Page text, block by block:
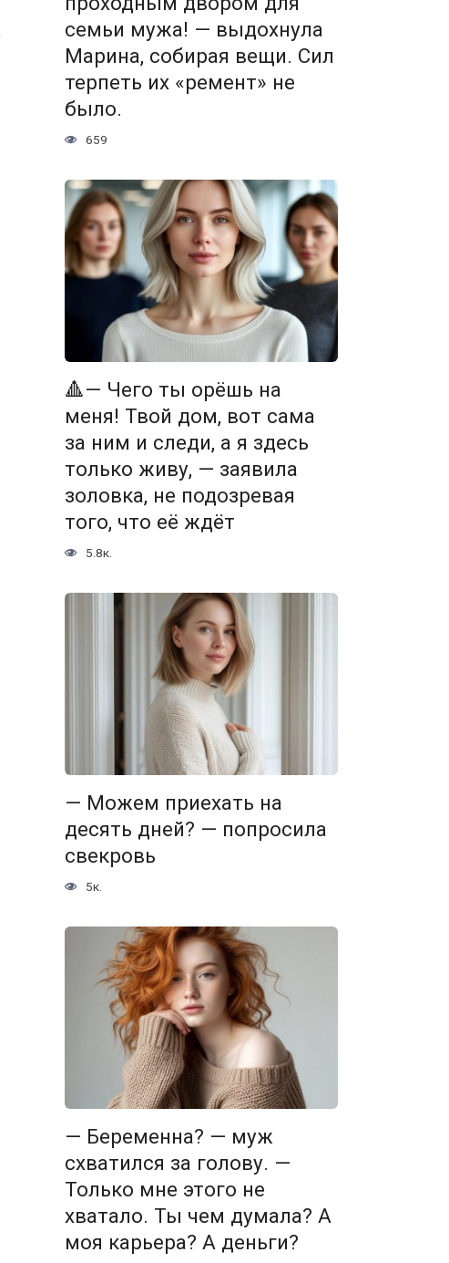
семьи мужа! — выдохнула
Марина, собирая вещи. Сил
терпеть их «ремент» не
было.
659
🔺— Чего ты орёшь на
меня! Твой дом, вот сама
за ним и следи, а я здесь
только живу, — заявила
золовка, не подозревая
того, что её ждёт
5.8к.
— Можем приехать на
десять дней? — попросила
свекровь
5к.
— Беременна? — муж
схватился за голову. —
Только мне этого не
хватало. Ты чем думала? А
моя карьера? А деньги?